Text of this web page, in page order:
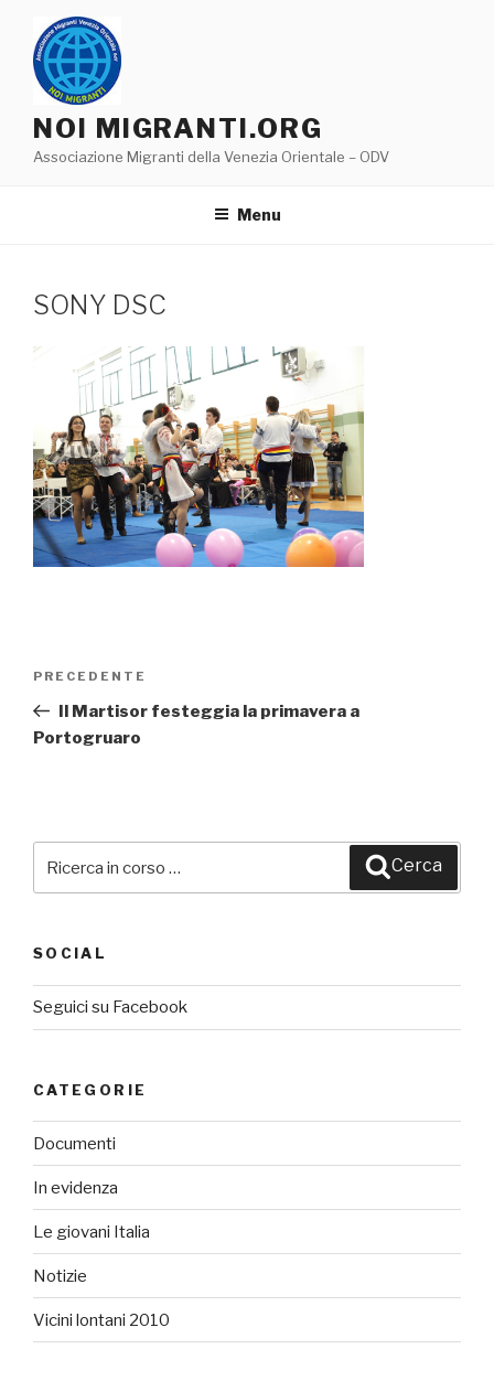
contenuto
NOI MIGRANTI.ORG
Associazione Migranti della Venezia Orientale – ODV
Menu
SONY DSC
Articolo
precedente:
PRECEDENTE
Il Martisor festeggia la primavera a
Portogruaro
Cerca
SOCIAL
Seguici su Facebook
CATEGORIE
Documenti
In evidenza
Le giovani Italia
Notizie
Vicini lontani 2010